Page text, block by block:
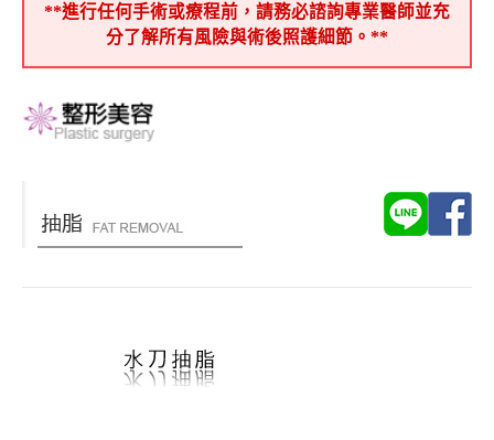
**進行任何手術或療程前，請務必諮詢專業醫師並充
分了解所有風險與術後照護細節。**